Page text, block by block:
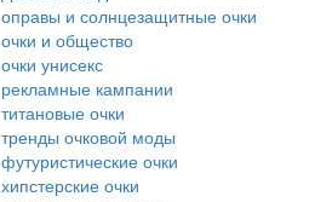
оправы и солнцезащитные очки
очки и общество
очки унисекс
рекламные кампании
титановые очки
тренды очковой моды
футуристические очки
хипстерские очки